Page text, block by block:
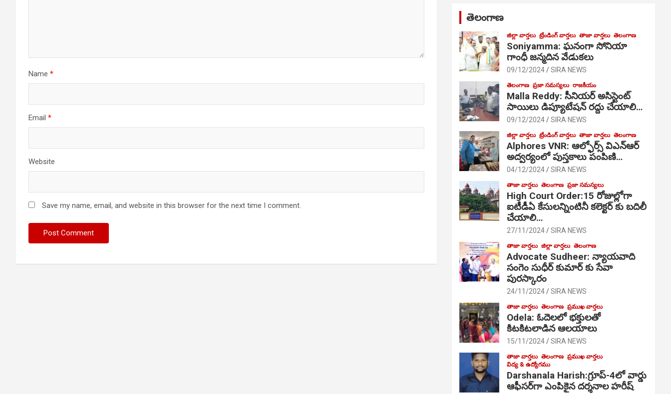
Name *
Email *
Website
Save my name, email, and website in this browser for the next time I comment.
తెలంగాణ
జిల్లా వార్తలు ట్రేండింగ్ వార్తలు తాజా వార్తలు తెలంగాణ
Soniyamma: ఘ‌నంగా సోనియా
గాంధీ జ‌న్మ‌దిన వేడుక‌లు
09/12/2024 SIRA NEWS
తెలంగాణ ప్రజా సమస్యలు రాజకీయం
Malla Reddy: సీనియర్ అసిస్టెంట్
సాయిలు డిప్యూటేషన్ రద్దు చేయాలి…
09/12/2024 SIRA NEWS
జిల్లా వార్తలు ట్రేండింగ్ వార్తలు తాజా వార్తలు తెలంగాణ
Alphores VNR: ఆల్ఫోర్స్ విఎన్ఆర్
అద్వర్యంలో పుస్తకాలు పంపిణి…
04/12/2024 SIRA NEWS
తాజా వార్తలు తెలంగాణ ప్రజా సమస్యలు
High Court Order:15 రోజుల్లోగా
ఐటీడీఏ కేసులన్నింటినీ కలెక్టర్ కు బదిలీ
చేయాలి…
27/11/2024 SIRA NEWS
తాజా వార్తలు జిల్లా వార్తలు తెలంగాణ
Advocate Sudheer: న్యాయవాది
సంగెం సుధీర్ కుమార్ కు సేవా
పురస్కారం
24/11/2024 SIRA NEWS
తాజా వార్తలు తెలంగాణ ప్రముఖ వార్తలు
Odela: ఓదెల‌లో భక్తులతో
కిటకిటలాడిన ఆల‌యాలు
15/11/2024 SIRA NEWS
తాజా వార్తలు తెలంగాణ ప్రముఖ వార్తలు
విద్య & ఉద్యోగము
Darshanala Harish:గ్రూప్-4లో వార్డు
ఆఫీసర్‌గా ఎంపికైన దర్శనాల హరీష్